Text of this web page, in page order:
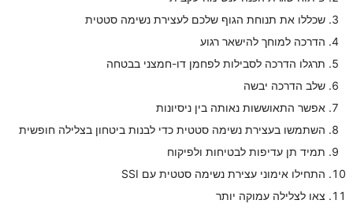
שכללו את תנוחת הגוף שלכם לעצירת נשימה סטטית
הדרכה למוחך להישאר רגוע
תרגלו הדרכה לסבילות לפחמן דו-חמצני בבטחה
שלב הדרכה יבשה
אפשר התאוששות נאותה בין ניסיונות
השתמשו בעצירת נשימה סטטית כדי לבנות ביטחון בצלילה חופשית
תמיד תן עדיפות לבטיחות ולפיקוח
התחילו אימוני עצירת נשימה סטטית עם SSI
צאו לצלילה עמוקה יותר